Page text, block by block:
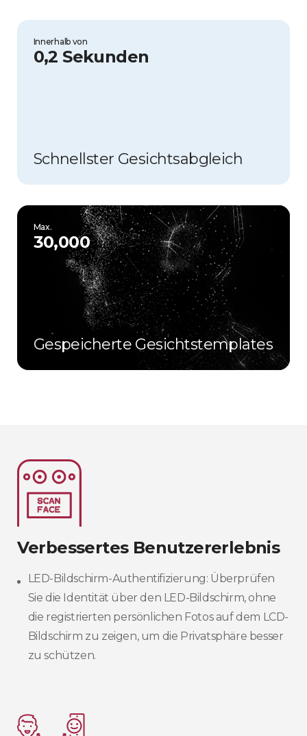
Innerhalb von
0,2 Sekunden​​
Schnellster Gesichtsabgleich
Max.
30,000
Gespeicherte Gesichtstemplates​​
Verbessertes Benutzererlebnis
LED-Bildschirm-Authentifizierung: Überprüfen
Sie die Identität über den LED-Bildschirm, ohne
die registrierten persönlichen Fotos auf dem LCD-
Bildschirm zu zeigen, um die Privatsphäre besser
zu schützen.